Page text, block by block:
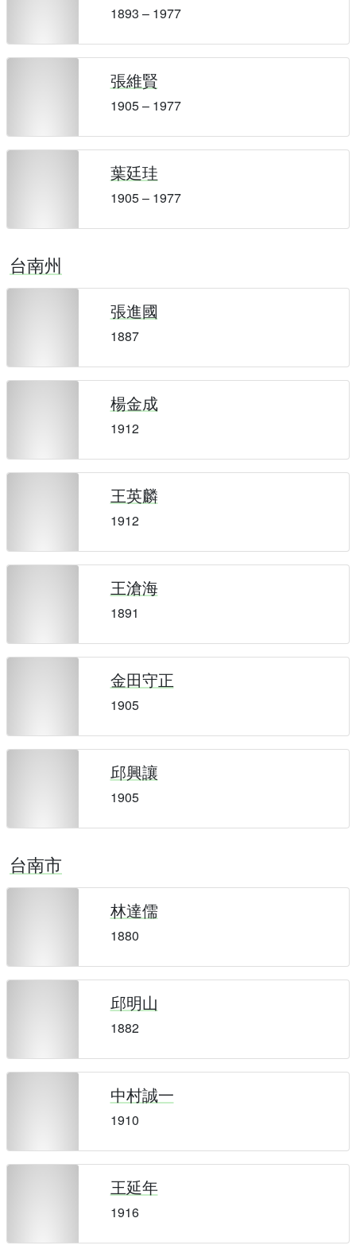
1893 – 1977
張維賢
1905 – 1977
葉廷珪
1905 – 1977
台南州
張進國
1887
楊金成
1912
王英麟
1912
王滄海
1891
金田守正
1905
邱興讓
1905
台南市
林達儒
1880
邱明山
1882
中村誠一
1910
王延年
1916